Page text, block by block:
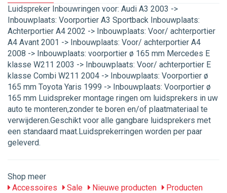
Luidspreker Inbouwringen voor: Audi A3 2003 ->
Inbouwplaats: Voorportier A3 Sportback Inbouwplaats:
Achterportier A4 2002 -> Inbouwplaats: Voor/ achterportier
A4 Avant 2001 -> Inbouwplaats: Voor/ achterportier A4
2008 -> Inbouwplaats: voorportier ø 165 mm Mercedes E
klasse W211 2003 -> Inbouwplaats: Voor/ achterportier E
klasse Combi W211 2004 -> Inbouwplaats: Voorportier ø
165 mm Toyota Yaris 1999 -> Inbouwplaats: Voorportier ø
165 mm Luidspreker montage ringen om luidsprekers in uw
auto te monteren,zonder te boren en/of plaatmateriaal te
verwijderen.Geschikt voor alle gangbare luidsprekers met
een standaard maat.Luidsprekerringen worden per paar
geleverd.
Shop meer
Accessoires
Sale Nieuwe producten
Producten